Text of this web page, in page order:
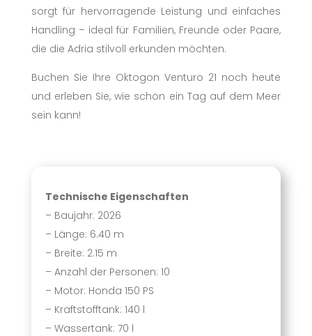
sorgt für hervorragende Leistung und einfaches
Handling – ideal für Familien, Freunde oder Paare,
die die Adria stilvoll erkunden möchten.
Buchen Sie Ihre Oktogon Venturo 21 noch heute
und erleben Sie, wie schön ein Tag auf dem Meer
sein kann!
Technische Eigenschaften
– Baujahr: 2026
– Länge: 6.40 m
– Breite: 2.15 m
– Anzahl der Personen: 10
– Motor: Honda 150 PS
– Kraftstofftank: 140 l
– Wassertank: 70 l